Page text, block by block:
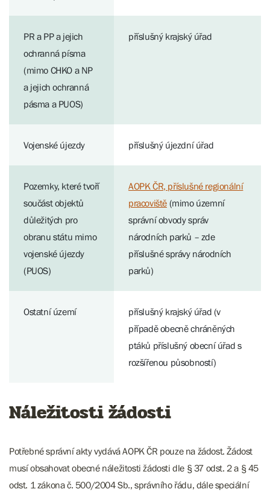
PR a PP a jejich
ochranná písma
(mimo CHKO a NP
a jejich ochranná
pásma a PUOS)
příslušný krajský úřad
Vojenské újezdy příslušný újezdní úřad
Pozemky, které tvoří
součást objektů
důležitých pro
obranu státu mimo
vojenské újezdy
(PUOS)
AOPK ČR, příslušné regionální
pracoviště (mimo územní
správní obvody správ
národních parků – zde
příslušné správy národních
parků)
Ostatní území
příslušný krajský úřad (v
případě obecně chráněných
ptáků příslušný obecní úřad s
rozšířenou působností)
Náležitosti žádosti
Potřebné správní akty vydává AOPK ČR pouze na žádost. Žádost
musí obsahovat obecné náležitosti žádosti dle § 37 odst. 2 a § 45
odst. 1 zákona č. 500/2004 Sb., správního řádu, dále speciální